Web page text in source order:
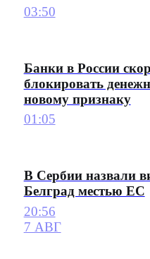
03:50
Банки в России
блокировать
новому признаку
01:05
В Сербии назвали
Белград местью ЕС
20:56
7 АВГ